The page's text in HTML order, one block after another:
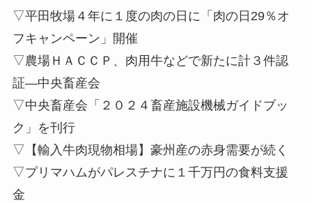
▽平田牧場４年に１度の肉の日に「肉の日29％オ
フキャンペーン」開催
▽農場ＨＡＣＣＰ、肉用牛などで新たに計３件認
証—中央畜産会
▽中央畜産会「２０２４畜産施設機械ガイドブッ
ク」を刊行
▽【輸入牛肉現物相場】豪州産の赤身需要が続く
▽プリマハムがパレスチナに１千万円の食料支援
金